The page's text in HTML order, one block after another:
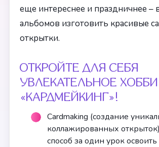
еще интереснее и праздничнее –
альбомов изготовить красивые
открытки.
ОТКРОЙТЕ ДЛЯ СЕБЯ
УВЛЕКАТЕЛЬНОЕ ХОББИ
«КАРДМЕЙКИНГ»!
Cardmaking (создание
коллажированных
способ за один урок